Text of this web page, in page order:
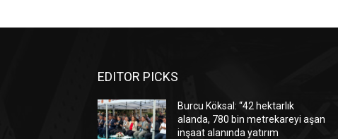
EDITOR PICKS
Burcu Köksal: “42 hektarlık
alanda, 780 bin metrekareyi aşan
inşaat alanında yatırım